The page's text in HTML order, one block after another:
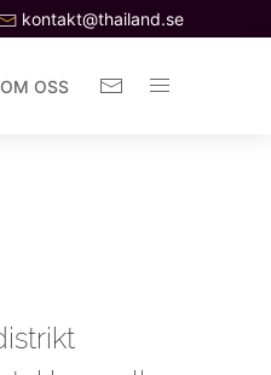
kontakt@thailand.se
OM OSS